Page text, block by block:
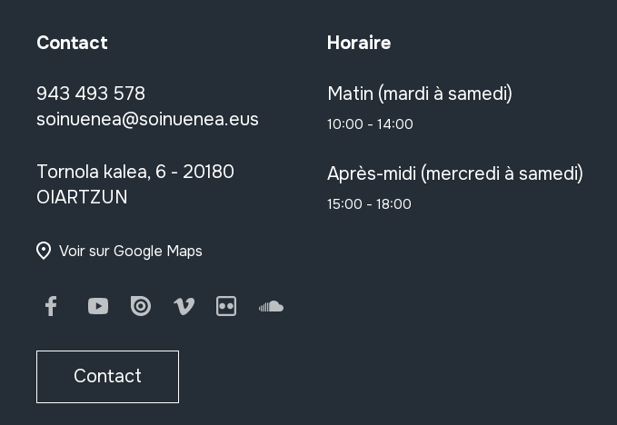
Contact
943 493 578
soinuenea@soinuenea.eus
Tornola kalea, 6 - 20180
OIARTZUN
Voir sur Google Maps
FacebookYoutubeIssuu Vimeo FlickrSoundCloud
Contact
Horaire
Matin (mardi à samedi)
10:00 - 14:00
Après-midi (mercredi à samedi)
15:00 - 18:00